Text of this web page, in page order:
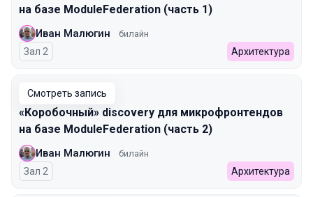
на базе ModuleFederation (часть 1)
Иван Малюгин билайн
Зал 2 Архитектура
Смотреть запись
«Коробочный» discovery для микрофронтендов
на базе ModuleFederation (часть 2)
Иван Малюгин билайн
Зал 2 Архитектура